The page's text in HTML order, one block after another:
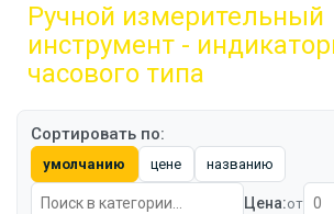
Ручной измерительный
инструмент -
часового типа
Сортировать по:
умолчанию цене названию
Цена:от